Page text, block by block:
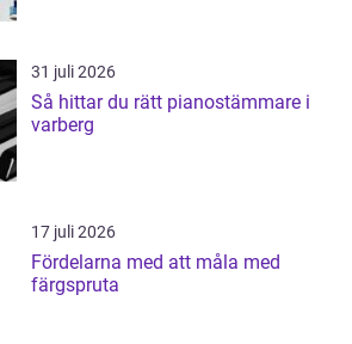
31 juli 2026
Så hittar du rätt pianostämmare i
varberg
17 juli 2026
Fördelarna med att måla med
färgspruta